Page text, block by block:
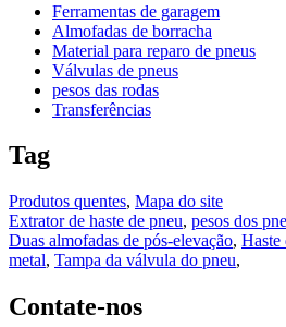
Ferramentas de garagem
Almofadas de borracha
Material para reparo de pneus
Válvulas de pneus
pesos das rodas
Transferências
Tag
Produtos quentes, Mapa do site
Extrator de haste de pneu, pesos dos
Duas almofadas de pós-elevação, Haste
metal, Tampa da válvula do pneu,
Contate-nos